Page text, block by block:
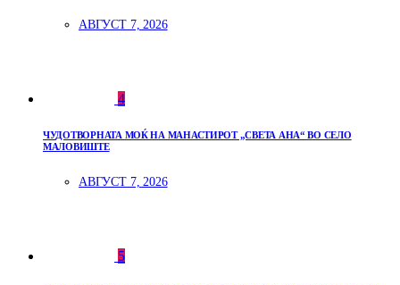
АВГУСТ 7, 2026
4
ЧУДОТВОРНАТА МОЌ НА МАНАСТИРОТ „СВЕТА АНА“ ВО СЕЛО
МАЛОВИШТЕ
АВГУСТ 7, 2026
5